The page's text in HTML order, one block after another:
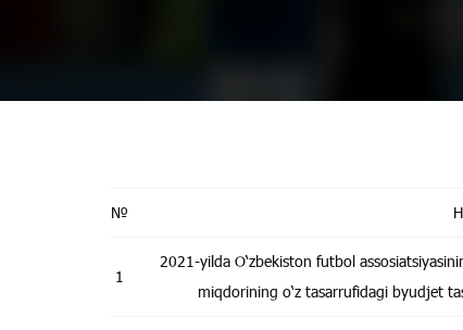
№
1
2021-yilda O‘zbekiston futbol
miqdorining o‘z tasarrufidagi byudjet